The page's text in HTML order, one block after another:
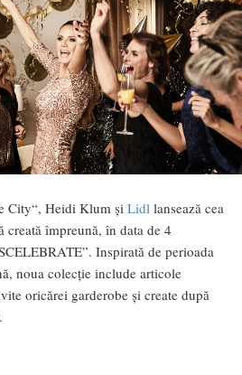
City“, Heidi Klum și Lidl lansează cea
creată împreună, în data de 4
Inspirată de perioada
noua colecție include articole
oricărei garderobe și create după